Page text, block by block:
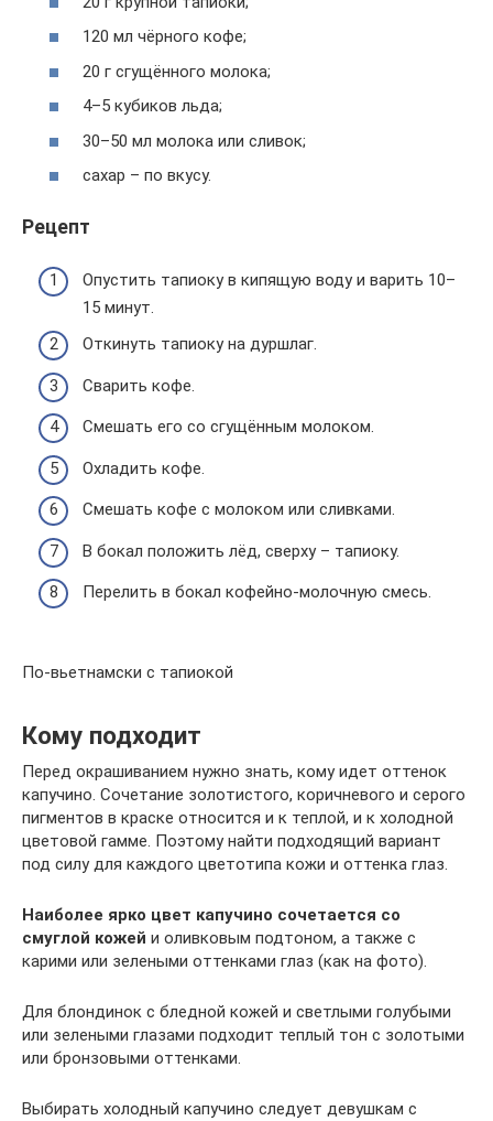
120 мл чёрного кофе;
20 г сгущённого молока;
4–5 кубиков льда;
30–50 мл молока или сливок;
сахар – по вкусу.
Рецепт
Опустить тапиоку в кипящую воду и варить 10–
15 минут.
Откинуть тапиоку на дуршлаг.
Сварить кофе.
Смешать его со сгущённым молоком.
Охладить кофе.
Смешать кофе с молоком или сливками.
В бокал положить лёд, сверху – тапиоку.
Перелить в бокал кофейно-молочную смесь.
По-вьетнамски с тапиокой
Кому подходит
Перед окрашиванием нужно знать, кому идет оттенок
капучино. Сочетание золотистого, коричневого и серого
пигментов в краске относится и к теплой, и к холодной
цветовой гамме. Поэтому найти подходящий вариант
под силу для каждого цветотипа кожи и оттенка глаз.
Наиболее ярко цвет капучино сочетается со
смуглой кожей и оливковым подтоном, а также с
карими или зелеными оттенками глаз (как на фото).
Для блондинок с бледной кожей и светлыми голубыми
или зелеными глазами подходит теплый тон с золотыми
или бронзовыми оттенками.
Выбирать холодный капучино следует девушкам с